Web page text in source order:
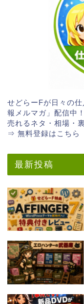
せどらーFが日々の
報メルマガ」配信中！
売れるネタ・相場・
⇒ 無料登録はこちら
最新投稿